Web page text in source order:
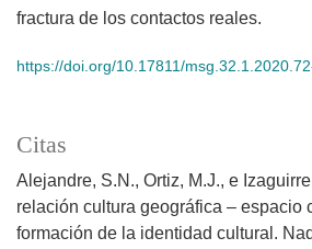
fractura de los contactos reales.
https://doi.org/10.17811/
Citas
Alejandre, S.N., Ortiz, M.J., e
relación cultura geográfica – espacio
formación de la identidad cultural.